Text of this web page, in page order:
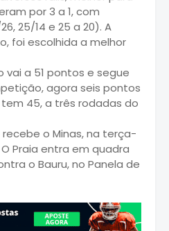
por 3 a 1, com
25/14 e 25 a 20). A
foi escolhida a melhor
vai a 51 pontos e segue
agora seis pontos
45, a três rodadas do
recebe o Minas, na terça-
O Praia entra em quadra
o Bauru, no Panela de